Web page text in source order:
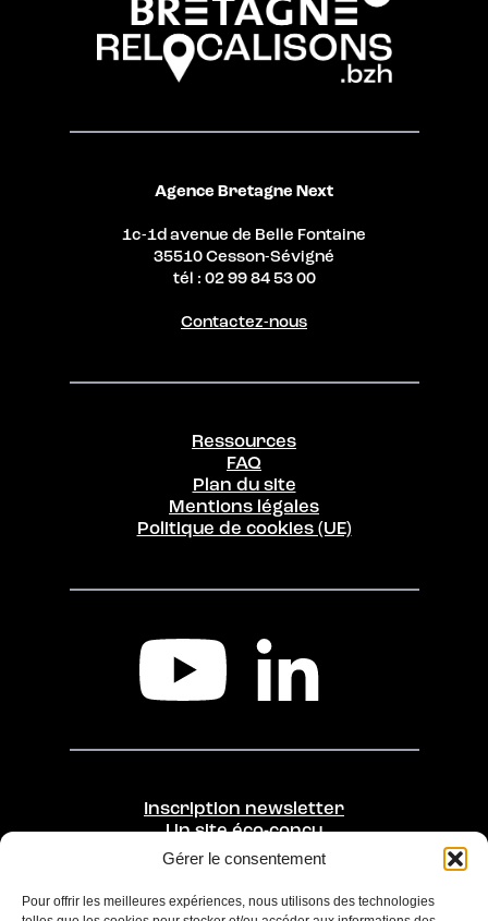
Gérer le consentement
Pour offrir les meilleures expériences, nous utilisons des technologies
Agence Bretagne Next
1c-1d avenue de Belle Fontaine
35510 Cesson-Sévigné
tél : 02 99 84 53 00
Contactez-nous
Ressources
FAQ
Plan du site
Mentions légales
Politique de cookies (UE)
Inscription newsletter
Un site éco-conçu
Une initiative de Opérée par